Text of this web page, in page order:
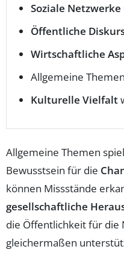
Soziale Netzwerke
Öffentliche
Wirtschaftliche
Allgemeine
Kulturelle Vielfalt
Allgemeine Themen
Bewusstsein für die
können Missstände
gesellschaftliche
die Öffentlichkeit für die
gleichermaßen